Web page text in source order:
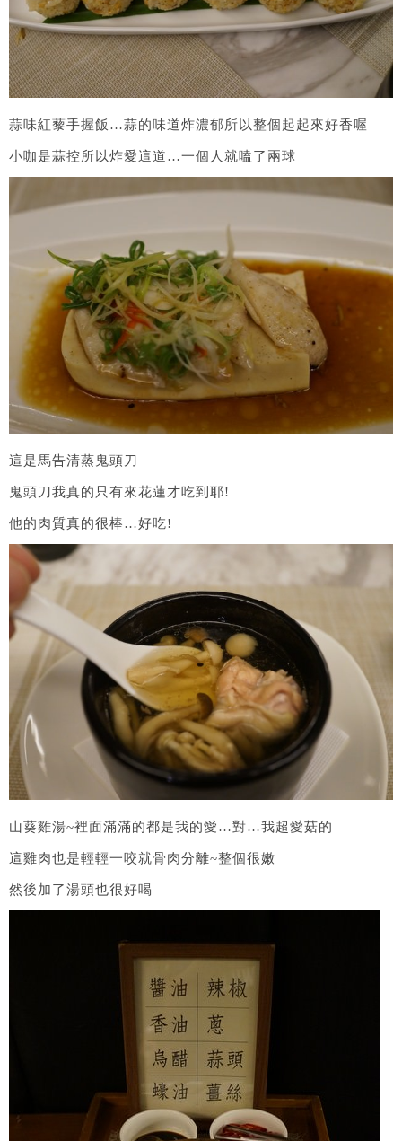
蒜味紅藜手握飯…蒜的味道炸濃郁所以整個起起來好香喔
小咖是蒜控所以炸愛這道…一個人就嗑了兩球
這是馬告清蒸鬼頭刀
鬼頭刀我真的只有來花蓮才吃到耶!
他的肉質真的很棒…好吃!
山葵雞湯~裡面滿滿的都是我的愛…對…我超愛菇的
這雞肉也是輕輕一咬就骨肉分離~整個很嫩
然後加了湯頭也很好喝